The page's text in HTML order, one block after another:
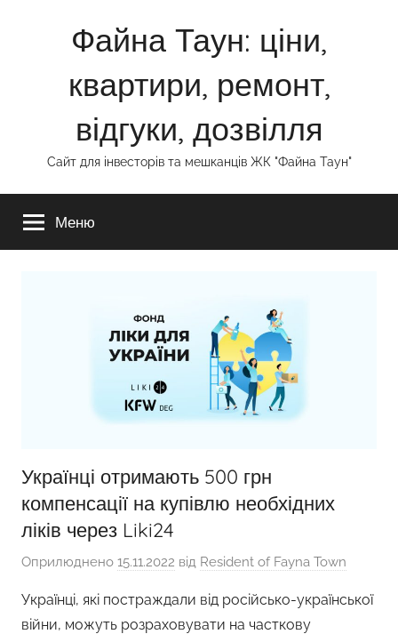
Файна Таун: ціни,
квартири, ремонт,
відгуки, дозвілля
Сайт для інвесторів та мешканців ЖК "Файна Таун"
Меню
Українці отримають 500 грн
компенсації на купівлю необхідних
ліків через Liki24
Оприлюднено 15.11.2022 від Resident of Fayna Town
Українці, які постраждали від російсько-української
війни, можуть розраховувати на часткову